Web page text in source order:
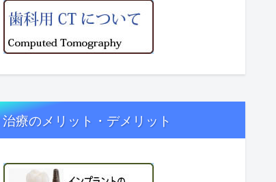
治療のメリット・デメリット